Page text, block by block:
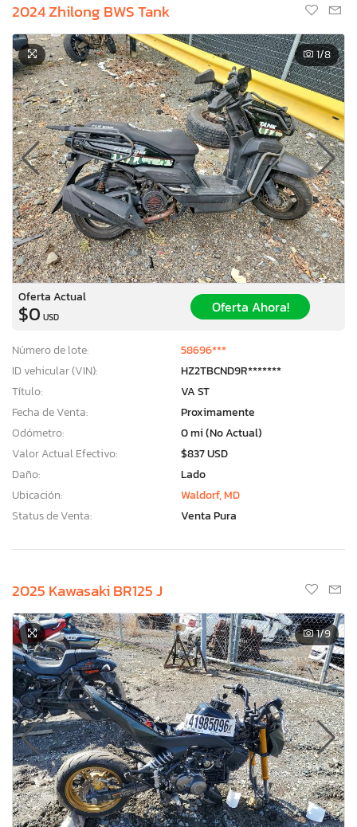
2024 Zhilong BWS Tank
1/8
Oferta Actual
$0 USD
Oferta Ahora!
Número de lote:
58696***
ID vehicular (VIN):
HZ2TBCND9R*******
Título:
VA ST
Fecha de Venta:
Proximamente
Odómetro:
0 mi (No Actual)
Valor Actual Efectivo:
$837 USD
Daño:
Lado
Ubicación:
Waldorf, MD
Status de Venta:
Venta Pura
2025 Kawasaki BR125 J
1/9